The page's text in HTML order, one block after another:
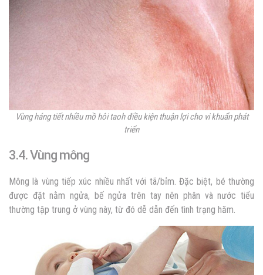
Vùng háng tiết nhiều mồ hôi taoh điều kiện thuận lợi cho vi khuẩn phát
triển
3.4. Vùng mông
Mông là vùng tiếp xúc nhiều nhất với tã/bỉm. Đặc biệt, bé thường
được đặt nằm ngửa, bế ngửa trên tay nên phân và nước tiểu
thường tập trung ở vùng này, từ đó dễ dẫn đến tình trạng hăm.